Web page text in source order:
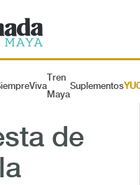
Tren
Maya
Suplementos
de